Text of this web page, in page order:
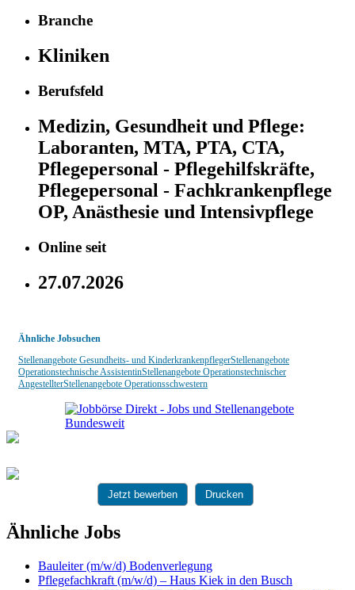
Branche
Kliniken
Berufsfeld
Medizin, Gesundheit und Pflege:
Laboranten, MTA, PTA, CTA,
Pflegepersonal - Pflegehilfskräfte,
Pflegepersonal - Fachkrankenpflege
OP, Anästhesie und Intensivpflege
Online seit
27.07.2026
Ähnliche Jobsuchen
Stellenangebote Gesundheits- und KinderkrankenpflegerStellenangebote
Operationstechnische AssistentinStellenangebote Operationstechnischer
AngestellterStellenangebote Operationsschwestern
Jetzt bewerben Drucken
Ähnliche Jobs
Bauleiter (m/w/d) Bodenverlegung
Pflegefachkraft (m/w/d) – Haus Kiek in den Busch